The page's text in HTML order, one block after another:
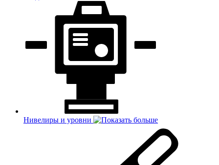
Нивелиры и уровни